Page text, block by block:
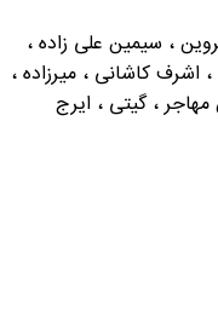
، سیمین علی زاده ،
اشرف کاشانی ، میرزاده ،
، گیتی ، ایرج